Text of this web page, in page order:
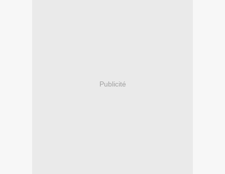
Publicité